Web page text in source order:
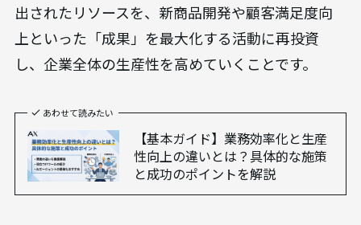
出されたリソースを、新商品開発や顧客満足度向
上といった「成果」を最大化する活動に再投資
し、企業全体の生産性を高めていくことです。
あわせて読みたい
【基本ガイド】業務効率化と生産
性向上の違いとは？具体的な施策
と成功のポイントを解説